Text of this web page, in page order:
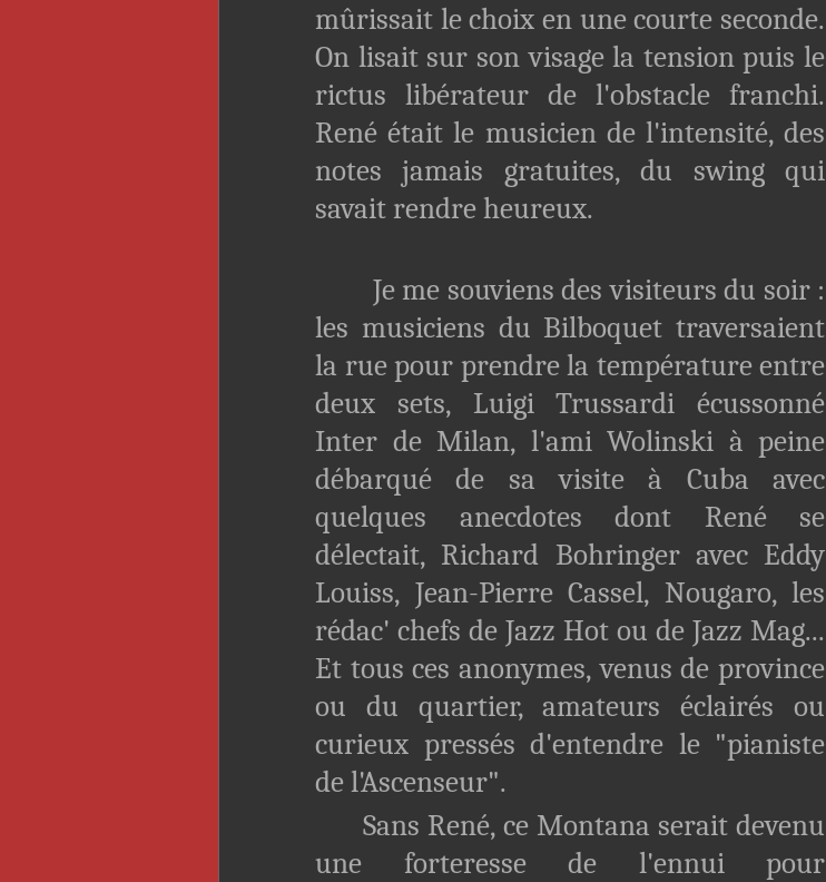
mûrissait le choix en une courte seconde.
On lisait sur son visage la tension puis le
rictus libérateur de l'obstacle franchi.
René était le musicien de l'intensité, des
notes jamais gratuites, du swing qui
savait rendre heureux.
Je me souviens des visiteurs du soir :
les musiciens du Bilboquet traversaient
la rue pour prendre la température entre
deux sets, Luigi Trussardi écussonné
Inter de Milan, l'ami Wolinski à peine
débarqué de sa visite à Cuba avec
quelques anecdotes dont René se
délectait, Richard Bohringer avec Eddy
Louiss, Jean-Pierre Cassel, Nougaro, les
rédac' chefs de Jazz Hot ou de Jazz Mag...
Et tous ces anonymes, venus de province
ou du quartier, amateurs éclairés ou
curieux pressés d'entendre le "pianiste
de l'Ascenseur".
Sans René, ce Montana serait devenu
une forteresse de l'ennui pour